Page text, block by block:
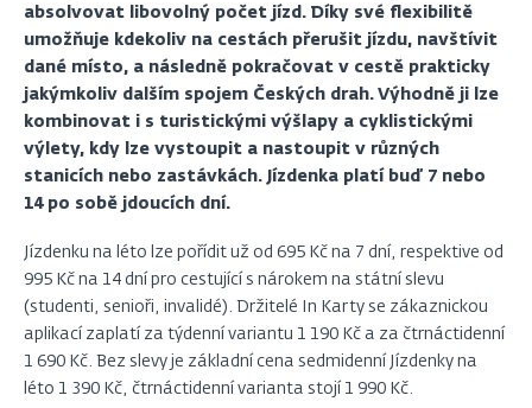
absolvovat libovolný počet jízd. Díky své flexibilitě
umožňuje kdekoliv na cestách přerušit jízdu, navštívit
dané místo, a následně pokračovat v cestě prakticky
jakýmkoliv dalším spojem Českých drah. Výhodně ji lze
kombinovat i s turistickými výšlapy a cyklistickými
výlety, kdy lze vystoupit a nastoupit v různých
stanicích nebo zastávkách. Jízdenka platí buď 7 nebo
14 po sobě jdoucích dní.
Jízdenku na léto lze pořídit už od 695 Kč na 7 dní, respektive od
995 Kč na 14 dní pro cestující s nárokem na státní slevu
(studenti, senioři, invalidé). Držitelé In Karty se zákaznickou
aplikací zaplatí za týdenní variantu 1 190 Kč a za čtrnáctidenní
1 690 Kč. Bez slevy je základní cena sedmidenní Jízdenky na
léto 1 390 Kč, čtrnáctidenní varianta stojí 1 990 Kč.